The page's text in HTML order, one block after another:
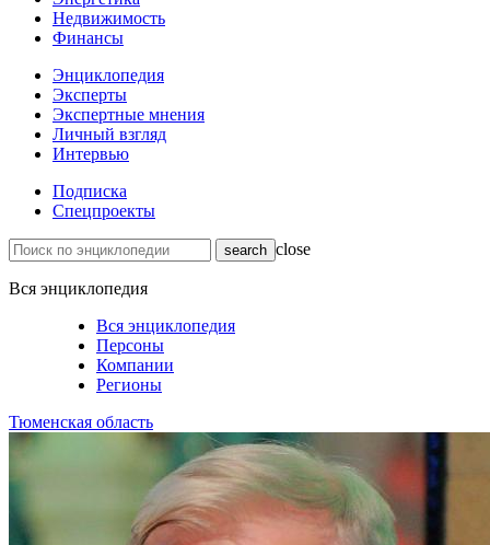
Недвижимость
Финансы
Энциклопедия
Эксперты
Экспертные мнения
Личный взгляд
Интервью
Подписка
Спецпроекты
close
Вся энциклопедия
Вся энциклопедия
Персоны
Компании
Регионы
Тюменская область